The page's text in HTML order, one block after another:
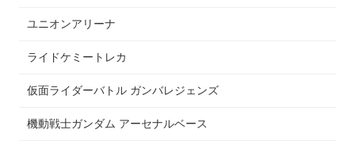
ユニオンアリーナ
ライドケミートレカ
仮面ライダーバトル ガンバレジェンズ
機動戦士ガンダム アーセナルベース